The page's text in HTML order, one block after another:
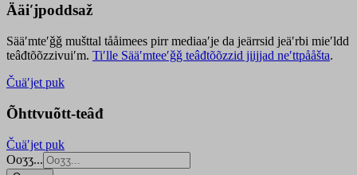
Ääiʹjpoddsaž
Sääʹmteʹǧǧ mušttal tååimees pirr mediaaʹje da jeärrsid jeäʹrbi mieʹldd
teâđtõõzzivuiʹm. Tiʹlle Sääʹmteeʹǧǧ teâđtõõzzid jiijjad neʹttpååšta.
Čuäʹjet puk
Õhttvuõtt-teâđ
Čuäʹjet puk
Ooʒʒ...